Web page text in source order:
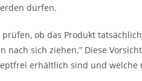
dürfen.
ob das Produkt
sich ziehen.” Diese
erhältlich sind und welche